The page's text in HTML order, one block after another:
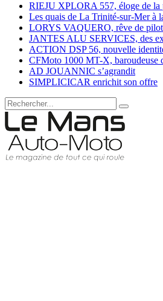
RIEJU XPLORA 557, éloge de la
Les quais de La Trinité-sur-Mer à
LORYS VAQUERO, rêve de
JANTES ALU SERVICES, des
ACTION DSP 56, nouvelle
CFMoto 1000 MT-X, baroudeuse
AD JOUANNIC s’agrandit
SIMPLICICAR enrichit son offre